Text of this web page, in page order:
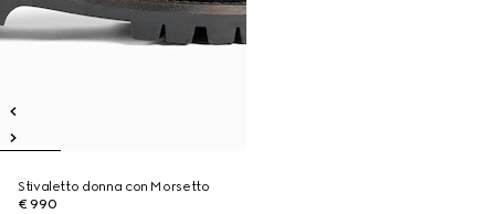
Stivaletto donna con Morsetto
€ 990